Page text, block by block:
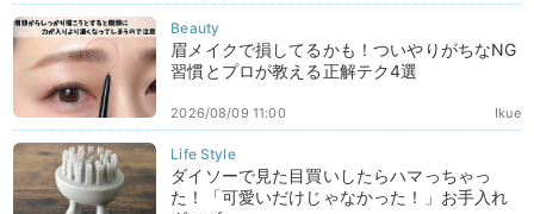
眉メイクで損してるかも！ついやりがちなNG
習慣とプロが教える正解テク4選
Ikue
2026/08/09 11:00
ダイソーで見た目買いしたらハマっちゃっ
た！「可愛いだけじゃなかった！」お手入れ